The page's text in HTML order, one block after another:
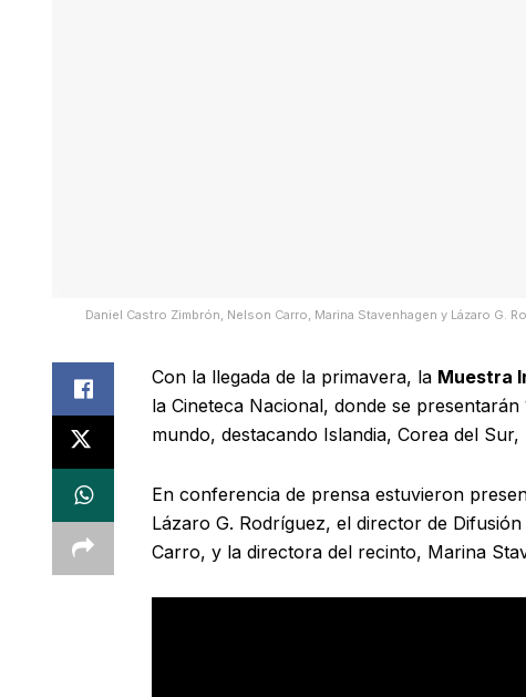
Daniel Castro Zimbrón, Nelson Carro, Marina Stavenhagen y Lázaro G.
Con la llegada de la primavera, la Muestra
la Cineteca Nacional, donde se
mundo, destacando Islandia, Corea del Sur,
En conferencia de prensa estuvieron
Lázaro G. Rodríguez, el director de
Carro, y la directora del recinto, Marina